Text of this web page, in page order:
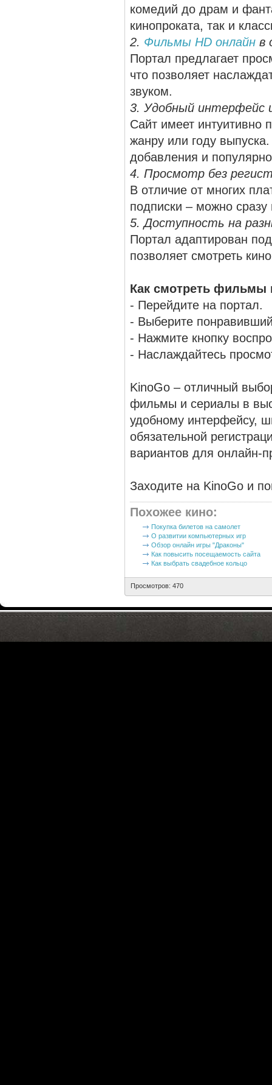
комедий до драм и
кинопроката, так и
2. Фильмы HD онлайн в
Портал предлагает
что позволяет
звуком.
3. Удобный интерфейс
Сайт имеет интуитивно
жанру или году
добавления и
4. Просмотр без
В отличие от многих
подписки – можно
5. Доступность на
Портал адаптирован
позволяет смотреть
Как смотреть фильмы
- Перейдите на портал.
- Выберите
- Нажмите кнопку
- Наслаждайтесь
KinoGo – отличный
фильмы и сериалы в
удобному интерфейсу,
обязательной
вариантов для онлайн-
Заходите на KinoGo и
Похожее кино:
Покупка билетов на самолет
О развитии компьютерных игр
Обзор онлайн игры "Драконы"
Как повысить посещаемость сайта
Как выбрать свадебное кольцо
Просмотров: 470